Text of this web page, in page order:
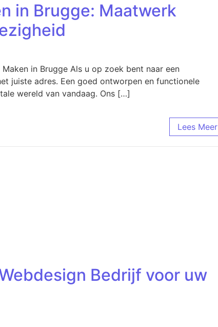
in Brugge: Maatwerk
in Brugge Als u op zoek bent naar een
juiste adres. Een goed ontworpen en functionele
wereld van vandaag. Ons […]
Lees Meer
Bedrijf voor uw